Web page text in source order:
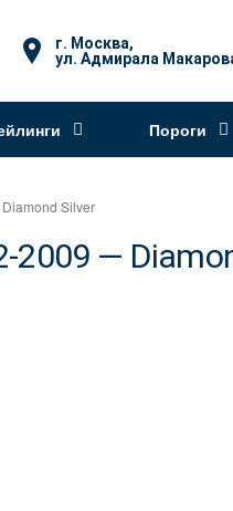
г. Москва,
ул. Адмирала
Пороги
Silver
2009 —